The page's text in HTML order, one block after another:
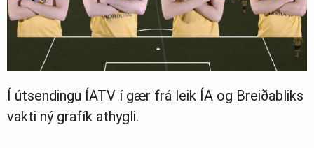
Í útsendingu ÍATV í gær frá leik ÍA og Breiðabliks
vakti ný grafík athygli.